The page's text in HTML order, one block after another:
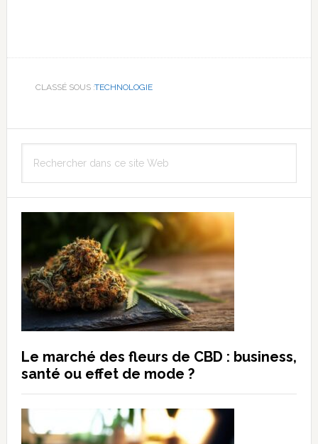
CLASSÉ SOUS :TECHNOLOGIE
Barre
latérale
principale
dans
Le marché des fleurs de CBD : business,
santé ou effet de mode ?